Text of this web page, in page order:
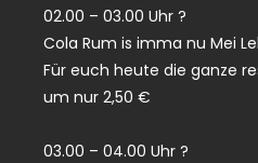
02.00 – 03.00 Uhr ?
Cola Rum is imma nu Mei
Für euch heute die ganze
um nur 2,50 €
03.00 – 04.00 Uhr ?